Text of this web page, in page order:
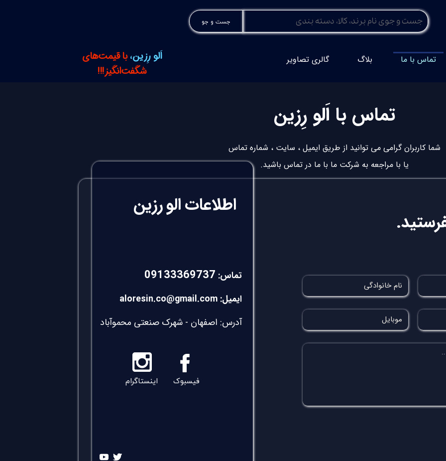
جست و جو
اَلو رِزین،با قیمت‌های
شگفت‌انگیز!!!
تماس با ما بلاگ گالری تصاویر
تماس با اَلو رِزین
شما کاربران گرامی می توانید از طریق ایمیل ، سایت ، شماره تماس
یا با مراجعه به شرکت ما با ما در تماس باشید.
اطلاعات الو رزین
تماس: 09133369737
ایمیل: aloresin.co@gmail.com
آدرس: اصفهان - شهرک صنعتی محموآباد
اینستاگرام فیسبوک